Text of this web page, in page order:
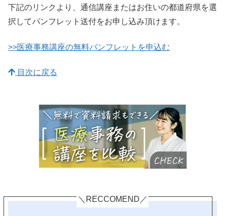
下記のリンクより、通信講座またはお住いの都道府県を選
択してパンフレット送付をお申し込み頂けます。
>>医療事務講座の無料パンフレットを申込む
目次に戻る
＼RECCOMEND／